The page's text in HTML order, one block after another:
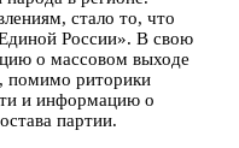
стало то, что
России». В свою
о массовом выходе
помимо риторики
и информацию о
партии.